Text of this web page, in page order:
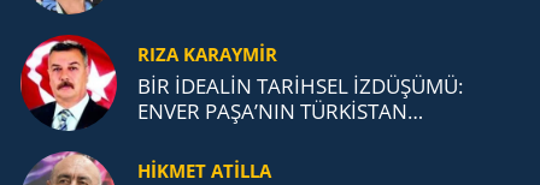
RIZA KARAYMIR
BİR İDEALİN TARİHSEL İZDÜŞÜMÜ:
ENVER PAŞA’NIN TÜRKİSTAN
TEŞKİLATI’NA UZANAN MİRASI
HİKMET ATİLLA